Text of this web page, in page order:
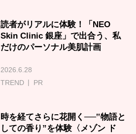
読者がリアルに体験！「NEO
Skin Clinic 銀座」で出合う、私
だけのパーソナル美肌計画
2026.6.28
TREND
PR
時を経てさらに花開く──‟物語と
しての香り”を体験〈メゾン ド